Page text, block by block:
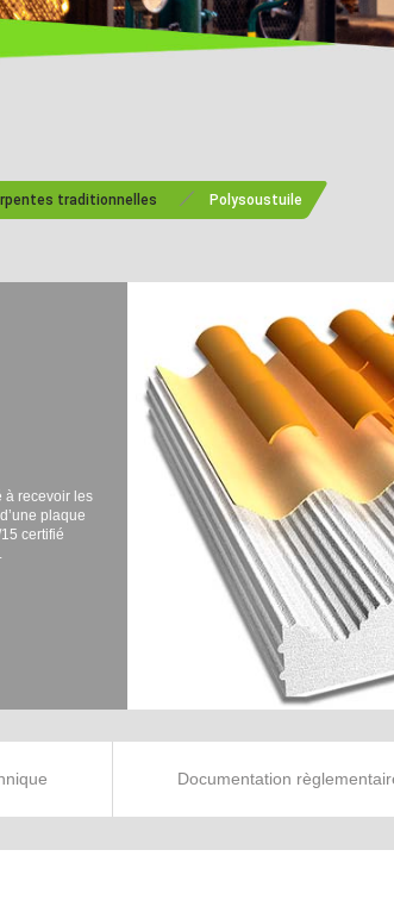
traditionnelles / Polysoustuile
à recevoir les
plaque
certifié
Documentation